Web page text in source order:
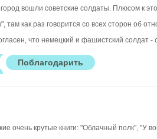
город вошли советские солдаты. Плюсом к
как раз говорится со всех сторон об
что немецкий и фашистский солдат -
очень крутые книги: "Облачный полк", "У